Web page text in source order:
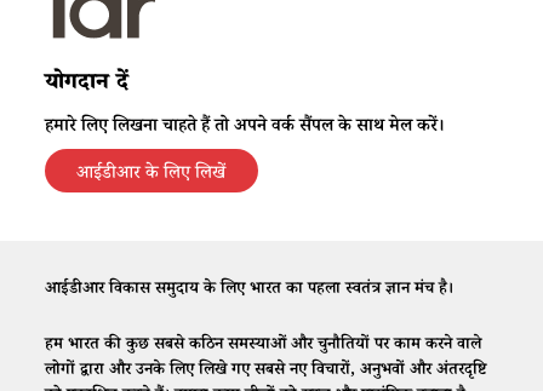
योगदान दें
हमारे लिए लिखना चाहते हैं तो अपने वर्क सैंपल के साथ मेल करें।
आईडीआर के लिए लिखें
आईडीआर विकास समुदाय के लिए भारत का पहला स्वतंत्र ज्ञान मंच है।
हम भारत की कुछ सबसे कठिन समस्याओं और चुनौतियों पर काम करने वाले
लोगों द्वारा और उनके लिए लिखे गए सबसे नए विचारों, अनुभवों और अंतरदृष्टि